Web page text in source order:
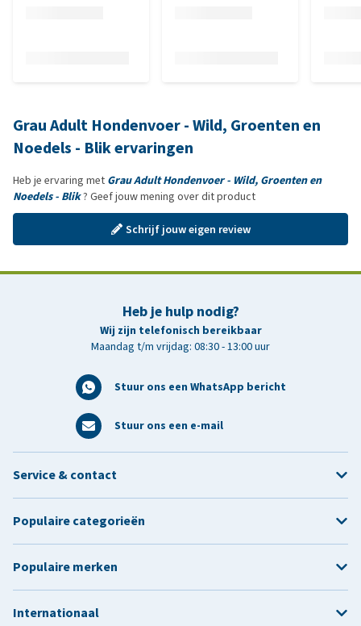
Grau Adult Hondenvoer - Wild, Groenten en
Noedels - Blik ervaringen
Heb je ervaring met Grau Adult Hondenvoer - Wild, Groenten en
Noedels - Blik? Geef jouw mening over dit product
Schrijf jouw eigen review
Heb je hulp nodig?
Wij zijn telefonisch bereikbaar
Maandag t/m vrijdag: 08:30 - 13:00 uur
Stuur ons een WhatsApp bericht
Stuur ons een e-mail
Service & contact
Populaire categorieën
Populaire merken
Internationaal